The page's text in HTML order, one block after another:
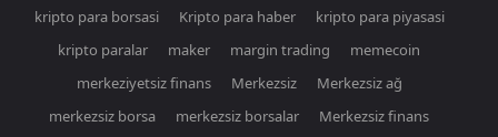
kripto para borsasi
Kripto para haber
kripto para piyasasi
kripto paralar
maker margin trading
memecoin
merkeziyetsiz finans
Merkezsiz
Merkezsiz ağ
merkezsiz borsa
merkezsiz borsalar
Merkezsiz finans